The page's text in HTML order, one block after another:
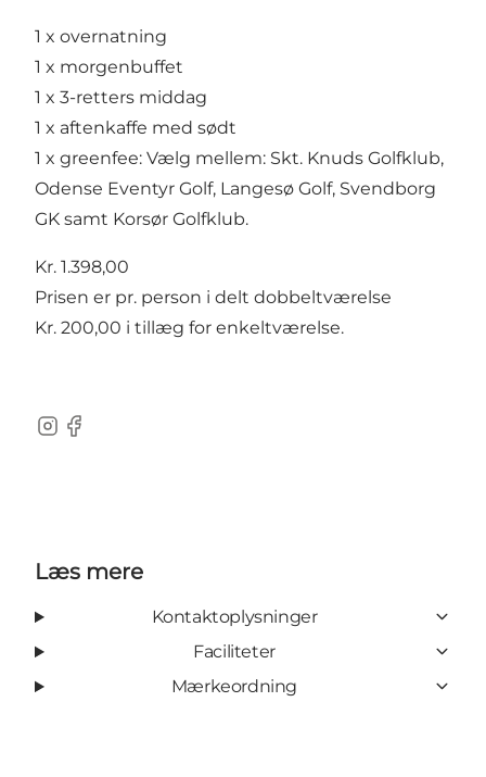
1 x overnatning
1 x morgenbuffet
1 x 3-retters middag
1 x aftenkaffe med sødt
1 x greenfee: Vælg mellem: Skt. Knuds Golfklub,
Odense Eventyr Golf, Langesø Golf, Svendborg
GK samt Korsør Golfklub.
Kr. 1.398,00
Prisen er pr. person i delt dobbeltværelse
Kr. 200,00 i tillæg for enkeltværelse.
Instagram
Facebook
Læs mere
Kontaktoplysninger
Faciliteter
Mærkeordning